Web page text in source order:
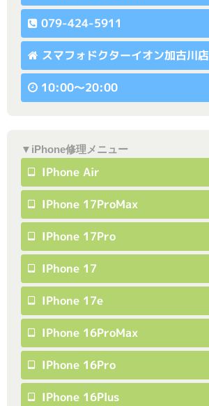
079-424-5911
スマフォドクターイオン加古川店
10:00〜20:00
▼iPhone修理メニュー
IPhone Air
IPhone 17ProMax
IPhone 17Pro
IPhone 17
IPhone 17e
IPhone 16ProMax
IPhone 16Pro
IPhone 16Plus